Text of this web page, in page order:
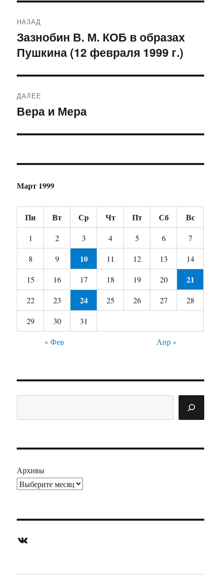
по
записям
НАЗАД
Предыдущая
запись:
Зазнобин В. М. КОБ в образах
Пушкина (12 февраля 1999 г.)
ДАЛЕЕ
Следующая
Вера и Мера
Март 1999
Пн Вт Ср Чт Пт Сб Вс
1 2 3 4 5 6
7
8
9 10 11 12 13
14
15
16 17 18 19 20 21
22 23 24 25 26 27
28
29
30
31
« Фев
Апр »
Архивы
ВКонтакте